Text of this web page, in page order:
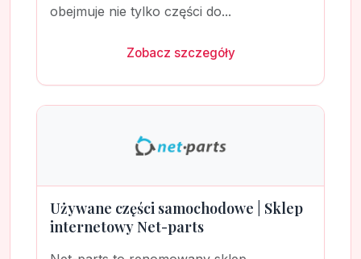
obejmuje nie tylko części do...
Zobacz szczegóły
Używane części samochodowe | Sklep
internetowy Net-parts